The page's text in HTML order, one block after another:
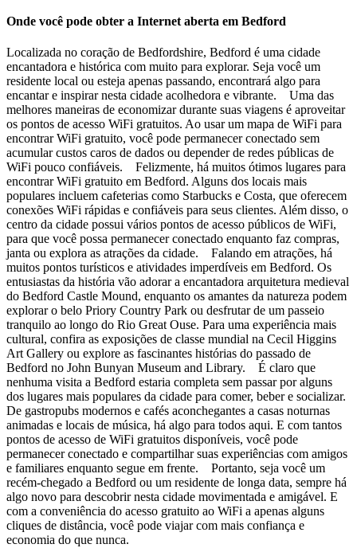
Onde você pode obter a Internet aberta em Bedford
Localizada no coração de Bedfordshire, Bedford é uma cidade
encantadora e histórica com muito para explorar. Seja você um
residente local ou esteja apenas passando, encontrará algo para
encantar e inspirar nesta cidade acolhedora e vibrante. Uma das
melhores maneiras de economizar durante suas viagens é aproveitar
os pontos de acesso WiFi gratuitos. Ao usar um mapa de WiFi para
encontrar WiFi gratuito, você pode permanecer conectado sem
acumular custos caros de dados ou depender de redes públicas de
WiFi pouco confiáveis. Felizmente, há muitos ótimos lugares para
encontrar WiFi gratuito em Bedford. Alguns dos locais mais
populares incluem cafeterias como Starbucks e Costa, que oferecem
conexões WiFi rápidas e confiáveis para seus clientes. Além disso, o
centro da cidade possui vários pontos de acesso públicos de WiFi,
para que você possa permanecer conectado enquanto faz compras,
janta ou explora as atrações da cidade. Falando em atrações, há
muitos pontos turísticos e atividades imperdíveis em Bedford. Os
entusiastas da história vão adorar a encantadora arquitetura medieval
do Bedford Castle Mound, enquanto os amantes da natureza podem
explorar o belo Priory Country Park ou desfrutar de um passeio
tranquilo ao longo do Rio Great Ouse. Para uma experiência mais
cultural, confira as exposições de classe mundial na Cecil Higgins
Art Gallery ou explore as fascinantes histórias do passado de
Bedford no John Bunyan Museum and Library. É claro que
nenhuma visita a Bedford estaria completa sem passar por alguns
dos lugares mais populares da cidade para comer, beber e socializar.
De gastropubs modernos e cafés aconchegantes a casas noturnas
animadas e locais de música, há algo para todos aqui. E com tantos
pontos de acesso de WiFi gratuitos disponíveis, você pode
permanecer conectado e compartilhar suas experiências com amigos
e familiares enquanto segue em frente. Portanto, seja você um
recém-chegado a Bedford ou um residente de longa data, sempre há
algo novo para descobrir nesta cidade movimentada e amigável. E
com a conveniência do acesso gratuito ao WiFi a apenas alguns
cliques de distância, você pode viajar com mais confiança e
economia do que nunca.